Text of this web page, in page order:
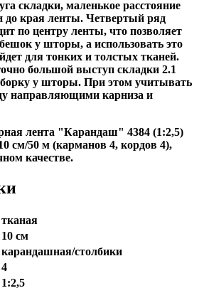
складки, маленькое расстояние
до края ленты. Четвертый ряд
по центру ленты, что позволяет
у шторы, а использовать это
для тонких и толстых тканей.
большой выступ складки 2.1
у шторы. При этом учитывать
направляющими карниза и
лента "Карандаш" 4384 (1:2,5)
см/50 м (карманов 4, кордов 4),
качестве.
тканая
10 см
карандашная/столбики
4
1:2,5